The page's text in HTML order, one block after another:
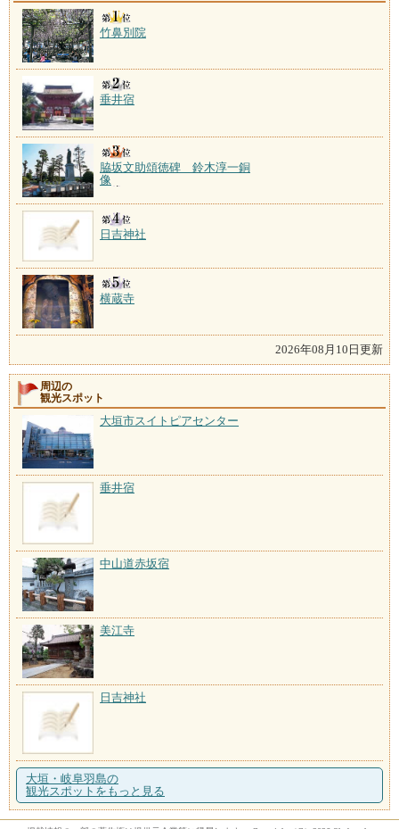
竹鼻別院
垂井宿
脇坂文助頌徳碑 鈴木淳一銅
像
日吉神社
横蔵寺
2026年08月10日更新
周辺の
観光スポット
大垣市スイトピアセンター
垂井宿
中山道赤坂宿
美江寺
日吉神社
大垣・岐阜羽島の
観光スポットをもっと見る